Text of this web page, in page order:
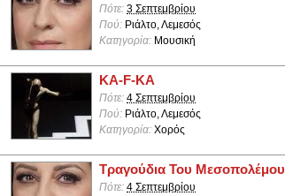
Πότε: 3 Σεπτεμβρίου
Πού: Ριάλτο, Λεμεσός
Κατηγορία: Μουσική
KA-F-KA
Πότε: 4 Σεπτεμβρίου
Πού: Ριάλτο, Λεμεσός
Κατηγορία: Χορός
Τραγούδια Του Μεσοπολέμου
Πότε: 4 Σεπτεμβρίου